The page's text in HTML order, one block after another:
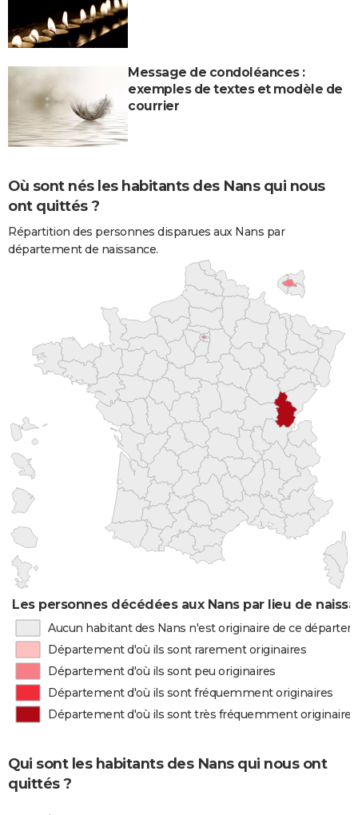
Message de condoléances :
exemples de textes et modèle de
courrier
Où sont nés les habitants des Nans qui nous
ont quittés ?
Répartition des personnes disparues aux Nans par
département de naissance.
Les personnes décédées aux Nans par lieu de
Aucun habitant des Nans n'est originaire de ce
Département d'où ils sont rarement originaires
Département d'où ils sont peu originaires
Département d'où ils sont fréquemment originaires
Département d'où ils sont très fréquemment originaires
Qui sont les habitants des Nans qui nous ont
quittés ?